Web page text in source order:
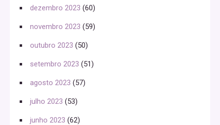
dezembro 2023 (60)
novembro 2023 (59)
outubro 2023 (50)
setembro 2023 (51)
agosto 2023 (57)
julho 2023 (53)
junho 2023 (62)